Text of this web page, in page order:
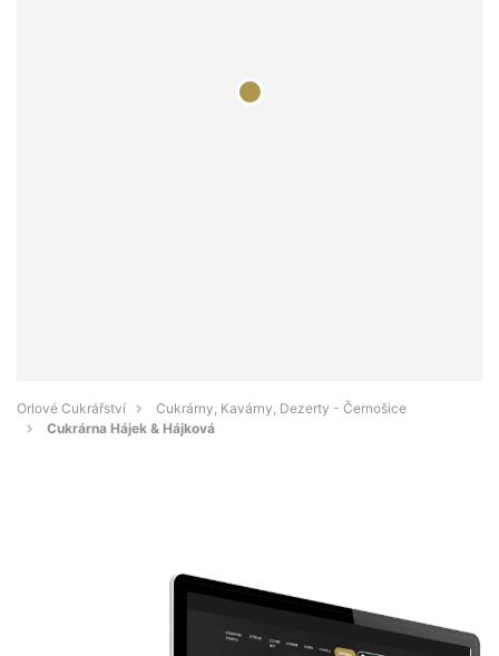
Orlové Cukrářství
Cukrárny, Kavárny, Dezerty - Černošice
Cukrárna Hájek & Hájková